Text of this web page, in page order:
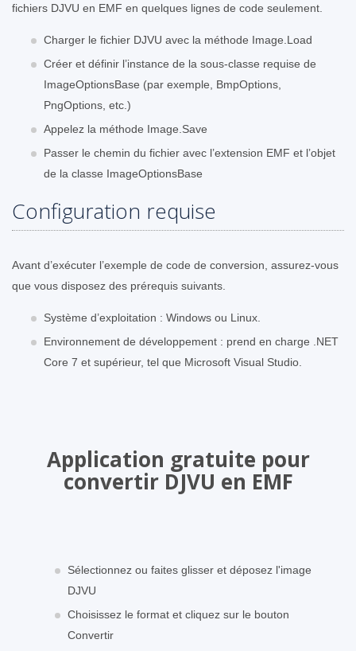
fichiers DJVU en EMF en quelques lignes de code seulement.
Charger le fichier DJVU avec la méthode Image.Load
Créer et définir l’instance de la sous-classe requise de
ImageOptionsBase (par exemple, BmpOptions,
PngOptions, etc.)
Appelez la méthode Image.Save
Passer le chemin du fichier avec l’extension EMF et l’objet
de la classe ImageOptionsBase
Configuration requise
Avant d’exécuter l’exemple de code de conversion, assurez-vous
que vous disposez des prérequis suivants.
Système d’exploitation : Windows ou Linux.
Environnement de développement : prend en charge .NET
Core 7 et supérieur, tel que Microsoft Visual Studio.
Application gratuite pour
convertir DJVU en EMF
Sélectionnez ou faites glisser et déposez l'image
DJVU
Choisissez le format et cliquez sur le bouton
Convertir